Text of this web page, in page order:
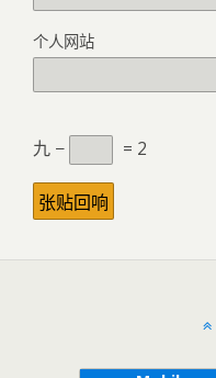
个人网站
九 − = 2